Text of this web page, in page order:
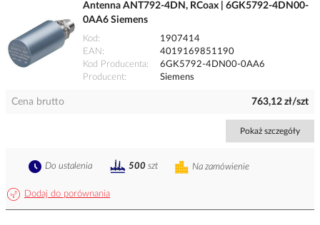
Antenna ANT792-4DN, RCoax | 6GK5792-4DN00-
0AA6 Siemens
Kod
1907414
EAN
4019169851190
Kod Producenta
6GK5792-4DN00-0AA6
Producent
Siemens
Cena brutto 763,12 zł/szt
Pokaż szczegóły
Dodaj do porównania
Na zamówienie
Do ustalenia 500 szt